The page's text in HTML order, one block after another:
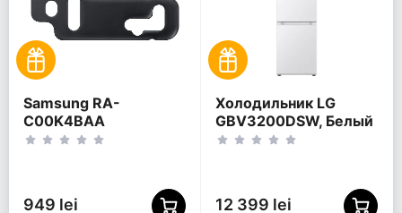
Samsung RA-
C00K4BAA
949 lei
Холодильник LG
GBV3200DSW, Белый
12 399 lei